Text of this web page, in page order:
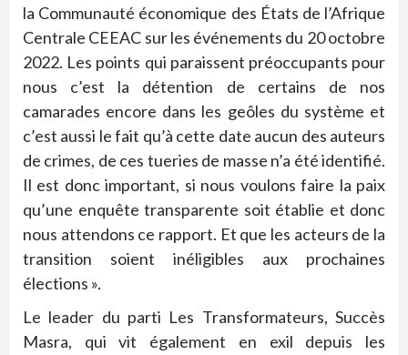
la Communauté économique des États de l’Afrique
Centrale CEEAC sur les événements du 20 octobre
2022. Les points qui paraissent préoccupants pour
nous c’est la détention de certains de nos
camarades encore dans les geôles du système et
c’est aussi le fait qu’à cette date aucun des auteurs
de crimes, de ces tueries de masse n’a été identifié.
Il est donc important, si nous voulons faire la paix
qu’une enquête transparente soit établie et donc
nous attendons ce rapport. Et que les acteurs de la
transition soient inéligibles aux prochaines
élections ».
Le leader du parti Les Transformateurs, Succès
Masra, qui vit également en exil depuis les